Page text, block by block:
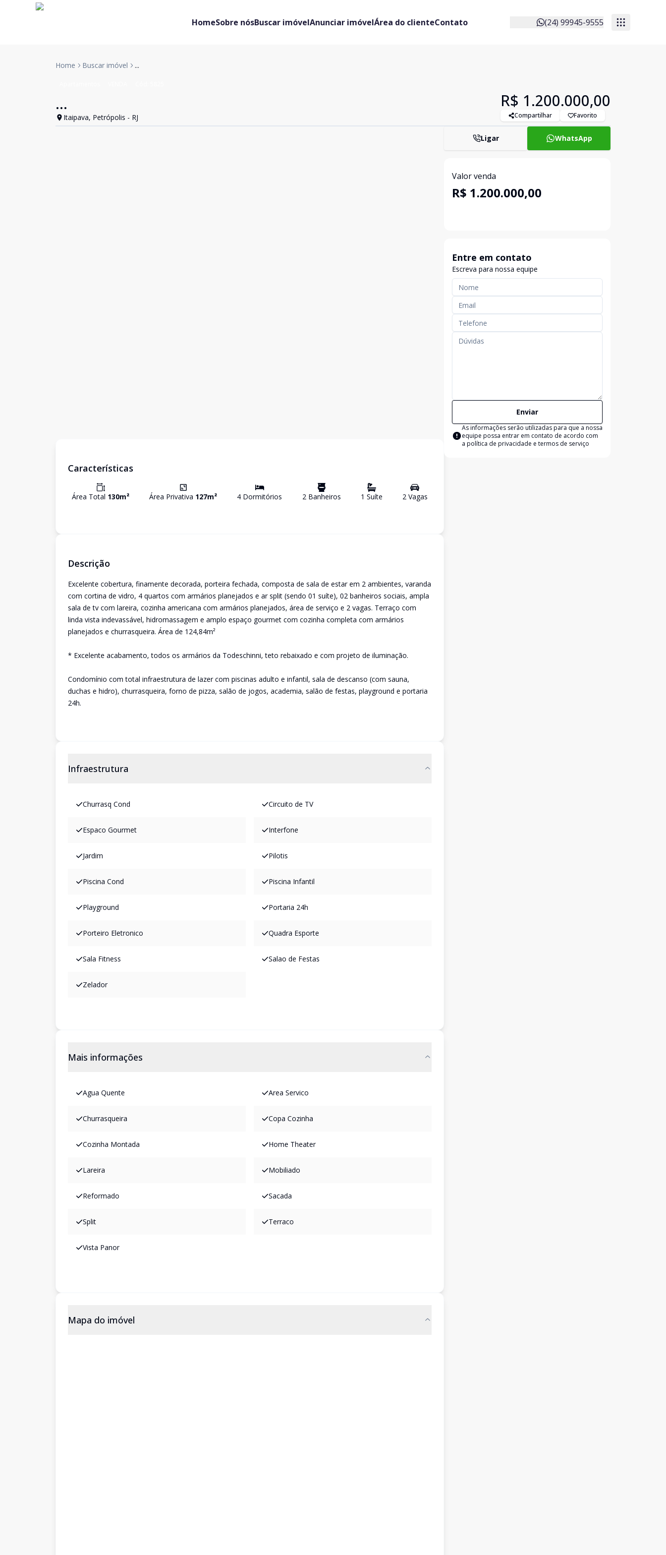
HomeSobre nósBuscar imóvelAnunciar imóvelÁrea do clienteContato (24) 99945-9555
Home Buscar imóvel ...
...
Itaipava, Petrópolis - RJ
R$ 1.200.000,00
Compartilhar Favorito
Características
Área Total 130m² Área Privativa 127m² 4 Dormitórios 2Banheiros 1 Suíte 2Vagas
Descrição
Excelente cobertura, finamente decorada, porteira fechada, composta de sala de estar em 2 ambientes, varanda
com cortina de vidro, 4 quartos com armários planejados e ar split (sendo 01 suíte), 02 banheiros sociais, ampla
sala de tv com lareira, cozinha americana com armários planejados, área de serviço e 2 vagas. Terraço com
linda vista indevassável, hidromassagem e amplo espaço gourmet com cozinha completa com armários
planejados e churrasqueira. Área de 124,84m²
* Excelente acabamento, todos os armários da Todeschinni, teto rebaixado e com projeto de iluminação.
Condomínio com total infraestrutura de lazer com piscinas adulto e infantil, sala de descanso (com sauna,
duchas e hidro), churrasqueira, forno de pizza, salão de jogos, academia, salão de festas, playground e portaria
24h.
Infraestrutura
Churrasq Cond Circuito de TV
Espaco Gourmet Interfone
Jardim Pilotis
Piscina Cond Piscina Infantil
Playground Portaria 24h
Porteiro Eletronico Quadra Esporte
Sala Fitness Salao de Festas
Zelador
Mais informações
Agua Quente Area Servico
Churrasqueira Copa Cozinha
Cozinha Montada Home Theater
Lareira Mobiliado
Reformado Sacada
Split Terraco
Vista Panor
Mapa do imóvel
Ligar WhatsApp
Valor venda
R$ 1.200.000,00
Entre em contato
Escreva para nossa equipe
Enviar
As informações serão utilizadas para que a nossa
equipe possa entrar em contato de acordo com
a política de privacidade e termos de serviço